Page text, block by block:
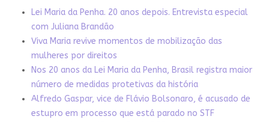
Lei Maria da Penha. 20 anos depois. Entrevista especial
com Juliana Brandão
Viva Maria revive momentos de mobilização das
mulheres por direitos
Nos 20 anos da Lei Maria da Penha, Brasil registra maior
número de medidas protetivas da história
Alfredo Gaspar, vice de Flávio Bolsonaro, é acusado de
estupro em processo que está parado no STF